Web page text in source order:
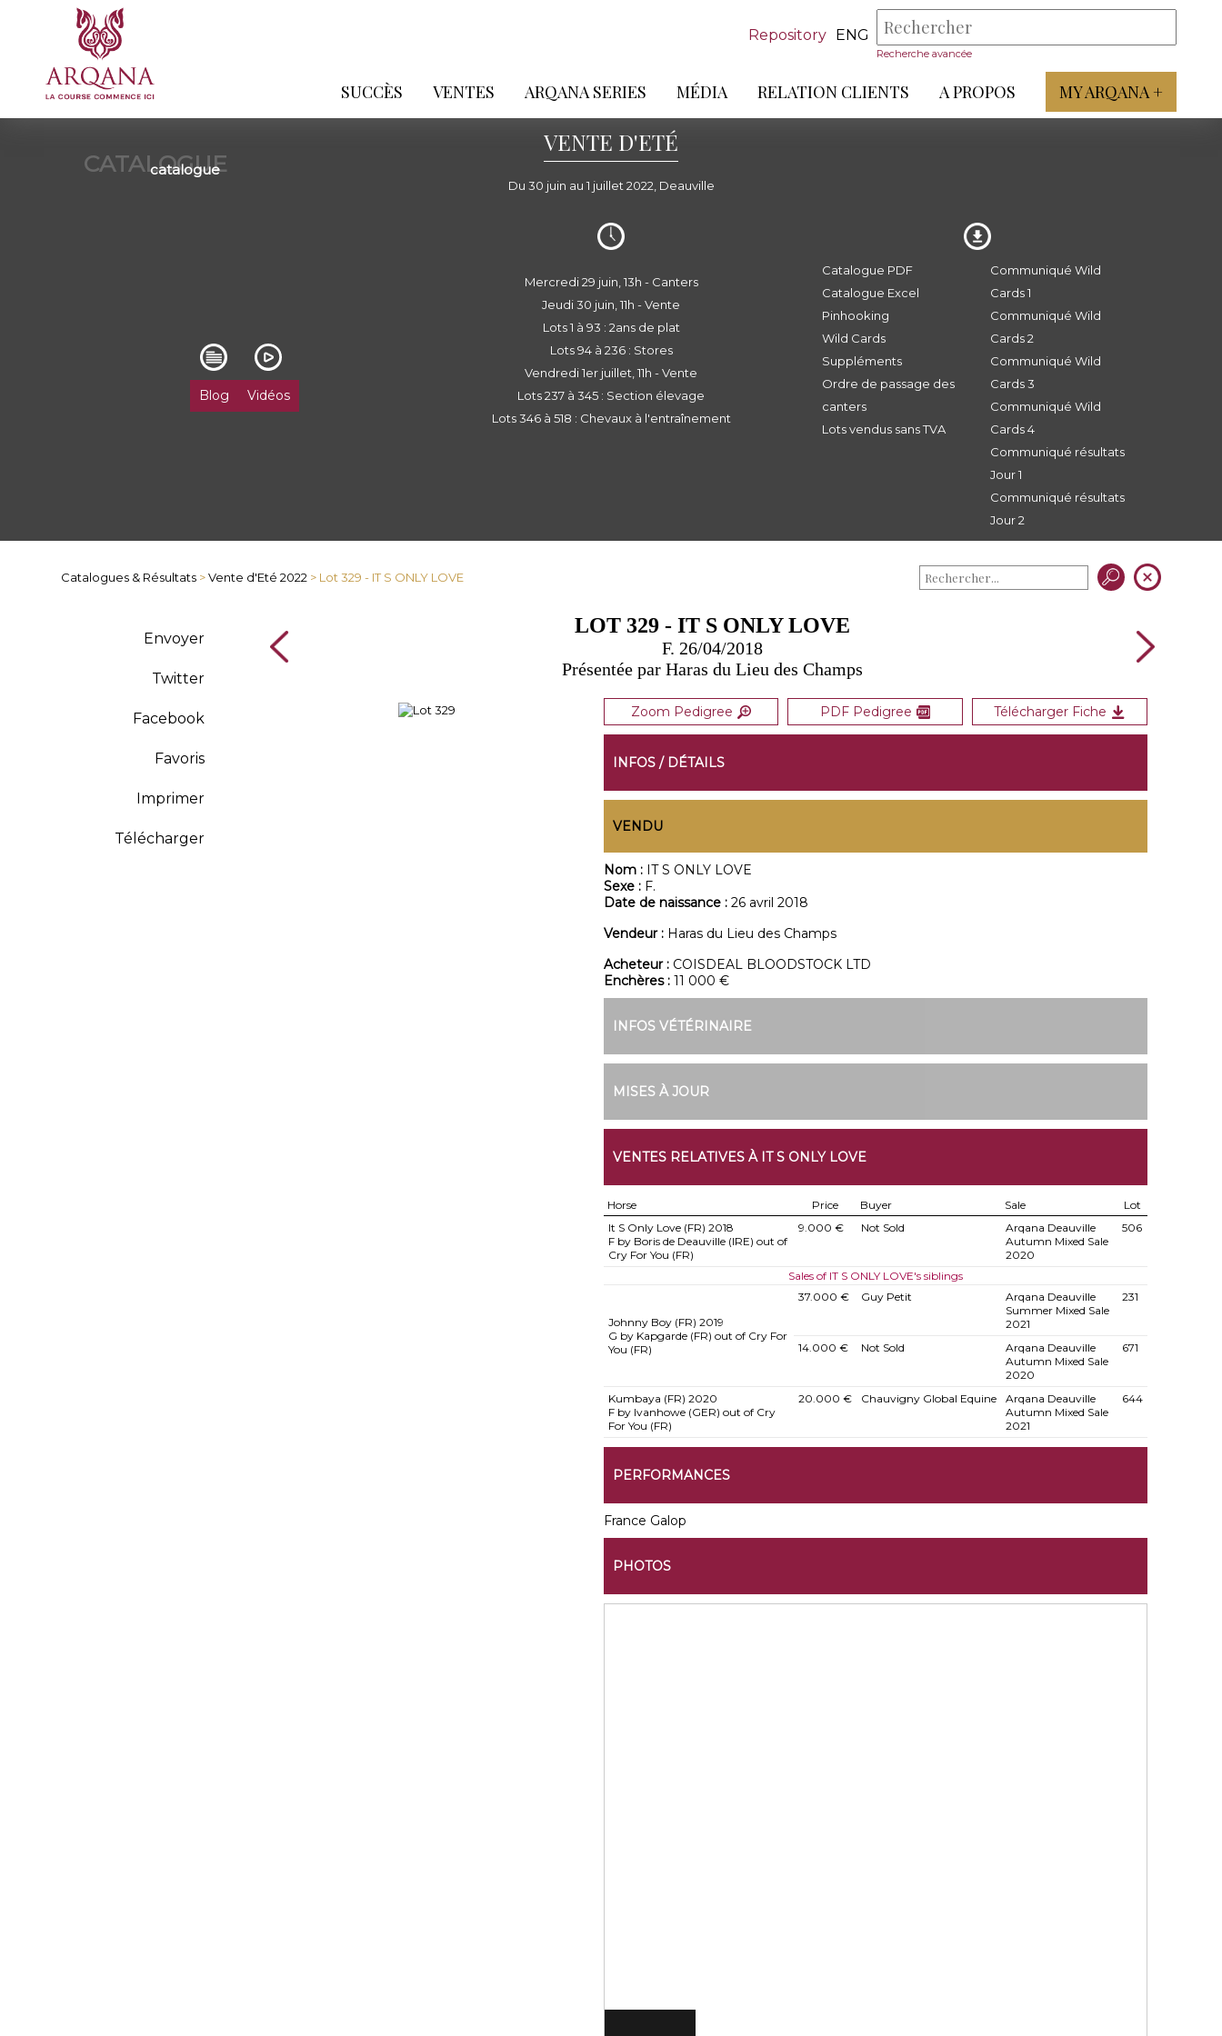
Repository ENG
Recherche avancée
SUCCÈS VENTES ARQANA SERIES MÉDIA RELATION CLIENTS A PROPOS MY ARQANA +
CATALOGUE
catalogue
VENTE D'ETÉ
Du 30 juin au 1 juillet 2022, Deauville
Blog Vidéos
Mercredi 29 juin, 13h - Canters
Jeudi 30 juin, 11h - Vente
Lots 1 à 93 : 2ans de plat
Lots 94 à 236 : Stores
Vendredi 1er juillet, 11h - Vente
Lots 237 à 345 : Section élevage
Lots 346 à 518 : Chevaux à l'entraînement
Catalogue PDF
Catalogue Excel
Pinhooking
Wild Cards
Suppléments
Ordre de passage des
canters
Lots vendus sans TVA
Communiqué Wild
Cards 1
Communiqué Wild
Cards 2
Communiqué Wild
Cards 3
Communiqué Wild
Cards 4
Communiqué résultats
Jour 1
Communiqué résultats
Jour 2
Catalogues & Résultats >Vente d'Eté 2022 > Lot 329 - IT S ONLY LOVE
Envoyer
Twitter
Facebook
Favoris
Imprimer
Télécharger
LOT 329 - IT S ONLY LOVE
F. 26/04/2018
Présentée par Haras du Lieu des Champs
Zoom Pedigree PDF Pedigree Télécharger Fiche
INFOS / DÉTAILS
VENDU
Nom : IT S ONLY LOVE
Sexe : F.
Date de naissance : 26 avril 2018
Vendeur : Haras du Lieu des Champs
Acheteur : COISDEAL BLOODSTOCK LTD
Enchères : 11 000 €
INFOS VÉTÉRINAIRE
MISES À JOUR
VENTES RELATIVES À IT S ONLY LOVE
Horse Price Buyer Sale
Lot
It S Only Love (FR) 2018
F by Boris de Deauville (IRE) out of
Cry For You (FR)
9.000 € Not Sold
Arqana Deauville
Autumn Mixed Sale
2020
506
Sales of IT S ONLY LOVE's siblings
Johnny Boy (FR) 2019
G by Kapgarde (FR) out of Cry For
You (FR)
37.000 € Guy Petit
Arqana Deauville
Summer Mixed Sale
2021
231
14.000 € Not Sold
Arqana Deauville
Autumn Mixed Sale
2020
671
Kumbaya (FR) 2020
F by Ivanhowe (GER) out of Cry
For You (FR)
20.000 € Chauvigny Global Equine
Arqana Deauville
Autumn Mixed Sale
2021
644
PERFORMANCES
France Galop
PHOTOS